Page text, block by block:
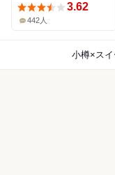
3.62
442人
小樽×スイ